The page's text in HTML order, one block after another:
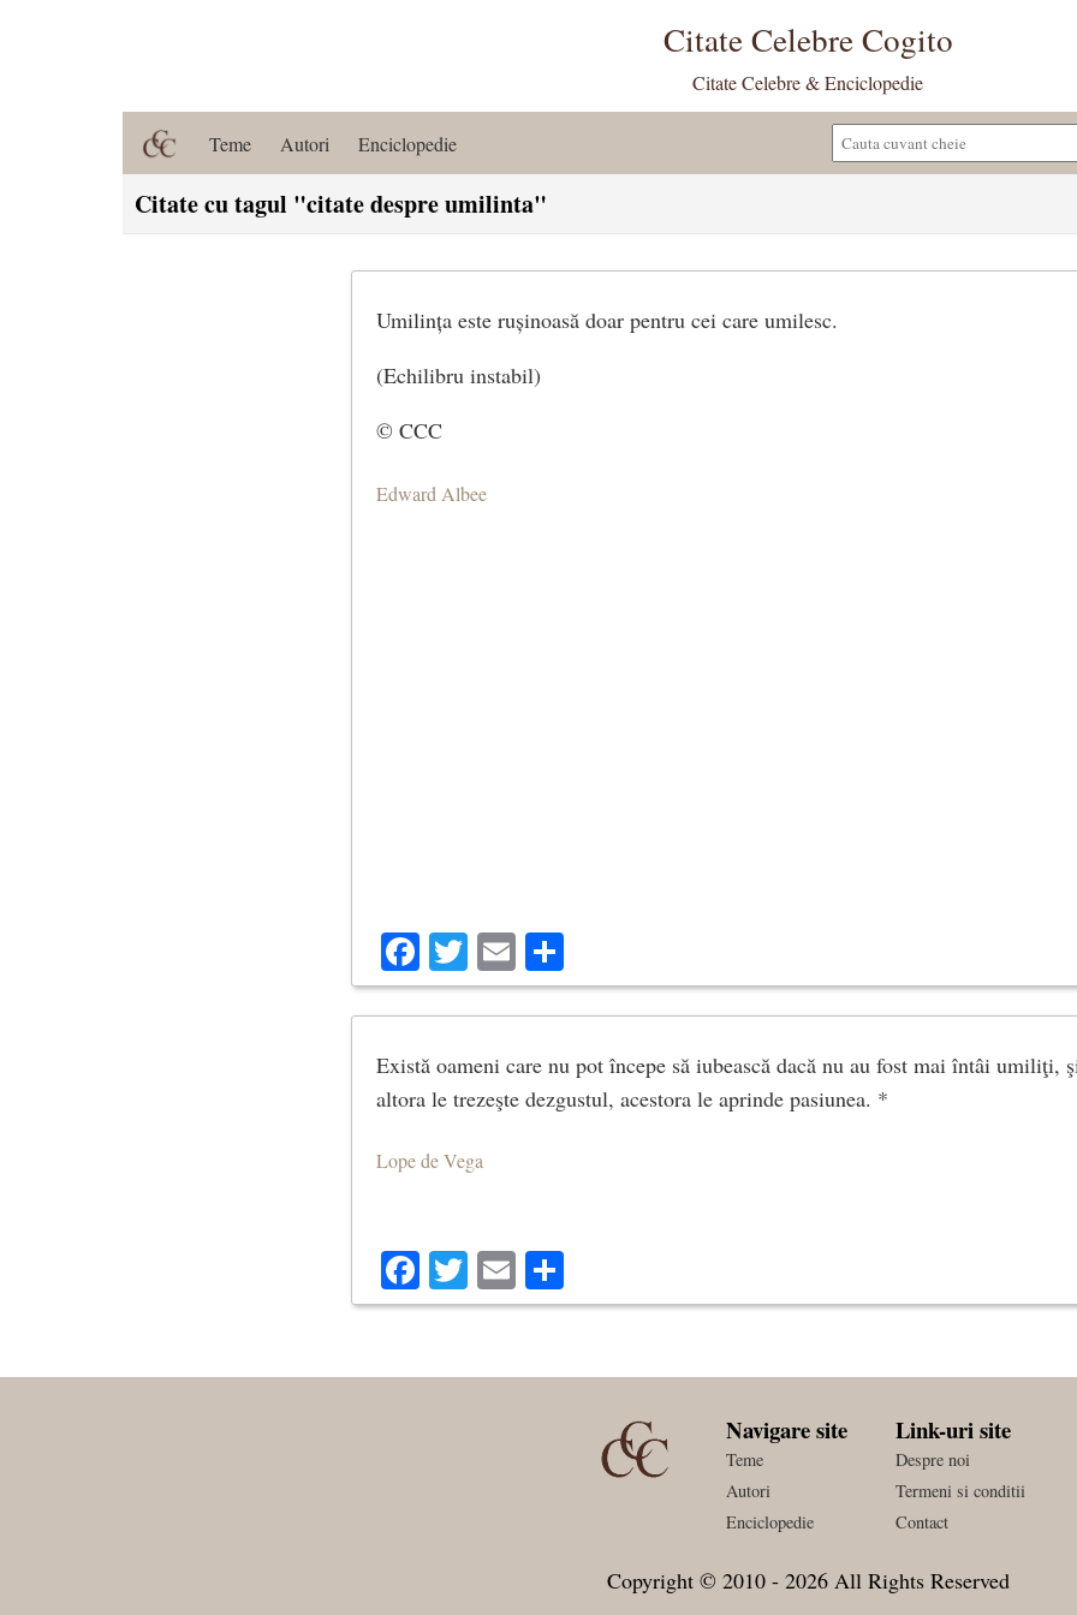
Citate Celebre Cogito
Citate Celebre & Enciclopedie
Teme Autori Enciclopedie
Citate cu tagul "citate despre umilinta"
Umilința este rușinoasă doar pentru cei care umilesc.
(Echilibru instabil)
© CCC
Edward Albee
Facebook
Twitter
Email
Există oameni care nu pot începe să iubească dacă nu au fost mai întâi umiliţi,
altora le trezeşte dezgustul, acestora le aprinde pasiunea. *
Lope de Vega
Facebook
Twitter
Email
Navigare site
Teme
Autori
Enciclopedie
Link-uri site
Despre noi
Termeni si conditii
Contact
Copyright © 2010 - 2026 All Rights Reserved